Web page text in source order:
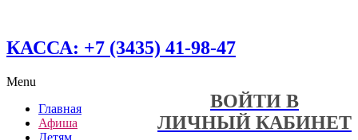
КАССА: +7 (3435) 41-98-47
ВОЙТИ В
ЛИЧНЫЙ КАБИНЕТ
Menu
Главная
Афиша